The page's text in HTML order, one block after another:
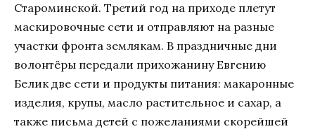
Староминской. Третий год на приходе плетут
маскировочные сети и отправляют на разные
участки фронта землякам. В праздничные дни
волонтёры передали прихожанину Евгению
Белик две сети и продукты питания: макаронные
изделия, крупы, масло растительное и сахар, а
также письма детей с пожеланиями скорейшей